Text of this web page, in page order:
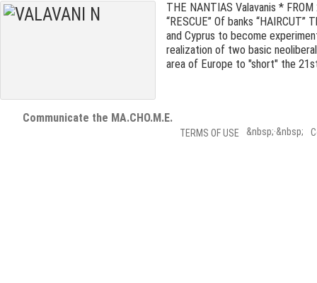
THE NANTIAS Valavanis *
“RESCUE” Of banks
and Cyprus to become
realization of two basic
area of ​​Europe to "short" the
Communicate the MA.CHO.M.E.
TERMS OF USE &nbsp;·&nbsp;